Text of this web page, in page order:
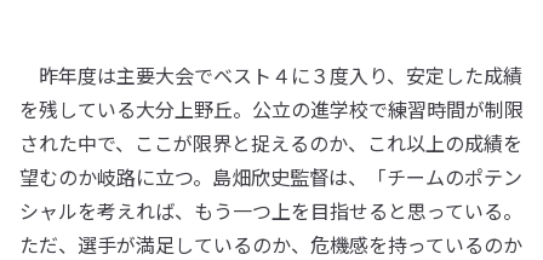
昨年度は主要大会でベスト４に３度入り、安定した成績
を残している大分上野丘。公立の進学校で練習時間が制限
された中で、ここが限界と捉えるのか、これ以上の成績を
望むのか岐路に立つ。島畑欣史監督は、「チームのポテン
シャルを考えれば、もう一つ上を目指せると思っている。
ただ、選手が満足しているのか、危機感を持っているのか